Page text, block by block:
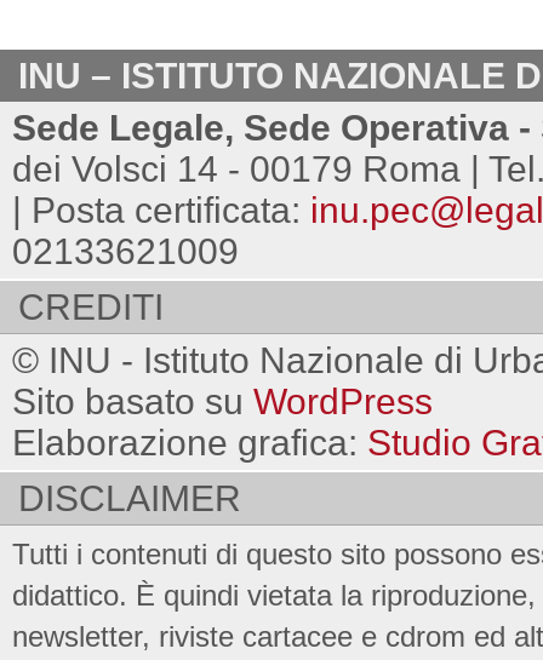
INU – ISTITUTO NAZIONALE
Sede Legale, Sede Operativa
dei Volsci 14 - 00179 Roma |
| Posta certificata:
02133621009
CREDITI
© INU - Istituto Nazionale di
Sito basato su WordPress
Elaborazione grafica: Studio
DISCLAIMER
Tutti i contenuti di questo sito possono
didattico. È quindi vietata la
newsletter, riviste cartacee e cdrom ed